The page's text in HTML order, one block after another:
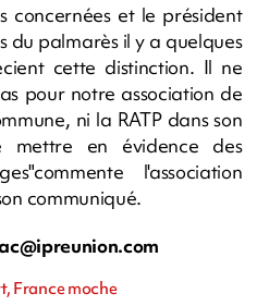
concernées et le président
du palmarès il y a quelques
cette distinction. Il ne
pour notre association de
ni la RATP dans son
mettre en évidence des
l'association
communiqué.
France moche